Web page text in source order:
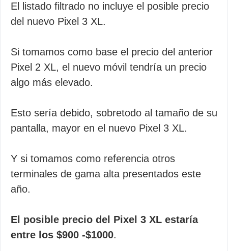
El listado filtrado no incluye el posible precio
del nuevo Pixel 3 XL.
Si tomamos como base el precio del anterior
Pixel 2 XL, el nuevo móvil tendría un precio
algo más elevado.
Esto sería debido, sobretodo al tamaño de su
pantalla, mayor en el nuevo Pixel 3 XL.
Y si tomamos como referencia otros
terminales de gama alta presentados este
año.
El posible precio del Pixel 3 XL estaría
entre los $900 -$1000.